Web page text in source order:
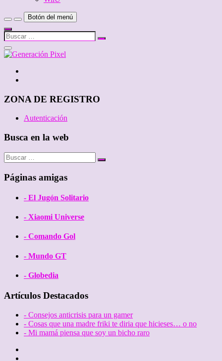
Botón del menú
Buscar
…
Cerrar
el
lateral
ZONA DE REGISTRO
Autenticación
Busca en la web
Buscar
…
Páginas amigas
- El Jugón Solitario
- Xiaomi Universe
- Comando Gol
- Mundo GT
- Globedia
Artículos Destacados
- Consejos anticrisis para un gamer
- Cosas que una madre friki te diria que hicieses… o no
- Mi mamá piensa que soy un bicho raro